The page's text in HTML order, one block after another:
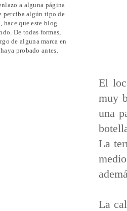
El
muy
una
La
La
a alguna página
perciba algún tipo de
que este blog
De todas formas,
de alguna marca en
probado antes.